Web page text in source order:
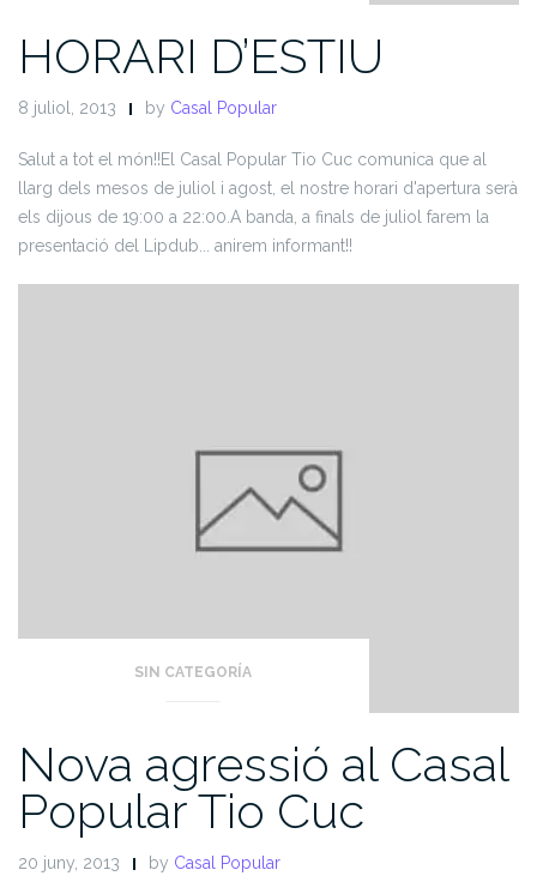
HORARI D’ESTIU
8 juliol, 2013 by Casal Popular
Salut a tot el món!!El Casal Popular Tio Cuc comunica que al
llarg dels mesos de juliol i agost, el nostre horari d'apertura serà
els dijous de 19:00 a 22:00. A banda, a finals de juliol farem la
presentació del Lipdub... anirem informant!!
SIN CATEGORÍA
Nova agressió al Casal
Popular Tio Cuc
20 juny, 2013 by Casal Popular